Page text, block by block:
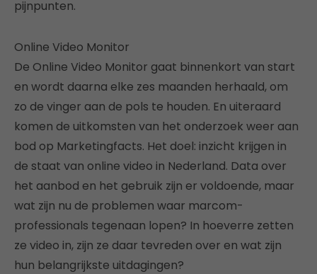
pijnpunten.
Online Video Monitor
De Online Video Monitor gaat binnenkort van start
en wordt daarna elke zes maanden herhaald, om
zo de vinger aan de pols te houden. En uiteraard
komen de uitkomsten van het onderzoek weer aan
bod op Marketingfacts. Het doel: inzicht krijgen in
de staat van online video in Nederland. Data over
het aanbod en het gebruik zijn er voldoende, maar
wat zijn nu de problemen waar marcom-
professionals tegenaan lopen? In hoeverre zetten
ze video in, zijn ze daar tevreden over en wat zijn
hun belangrijkste uitdagingen?